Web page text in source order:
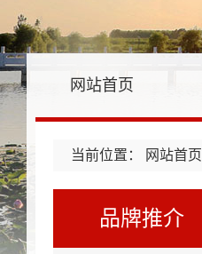
网站首页
当前位置： 网站首页
品牌推介